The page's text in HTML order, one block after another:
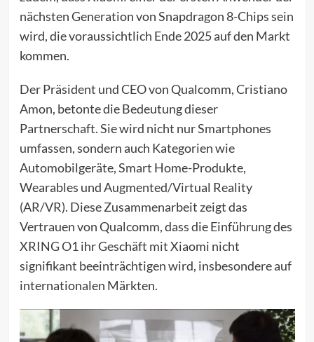
nächsten Generation von Snapdragon 8-Chips sein
wird, die voraussichtlich Ende 2025 auf den Markt
kommen.
Der Präsident und CEO von Qualcomm, Cristiano
Amon, betonte die Bedeutung dieser
Partnerschaft. Sie wird nicht nur Smartphones
umfassen, sondern auch Kategorien wie
Automobilgeräte, Smart Home-Produkte,
Wearables und Augmented/Virtual Reality
(AR/VR). Diese Zusammenarbeit zeigt das
Vertrauen von Qualcomm, dass die Einführung des
XRING O1 ihr Geschäft mit Xiaomi nicht
signifikant beeinträchtigen wird, insbesondere auf
internationalen Märkten.